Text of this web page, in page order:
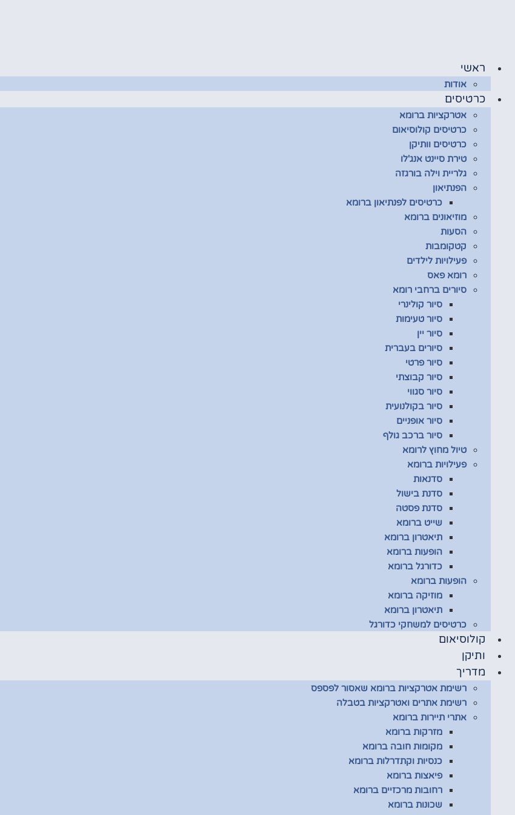
ראשי
אודות
כרטיסים
אטרקציות ברומא
כרטיסים קולוסיאום
כרטיסים וותיקן
טירת סיינט אנג'לו
גלריית וילה בורגזה
הפנתיאון
כרטיסים לפנתיאון ברומא
מוזיאונים ברומא
הסעות
קטקומבות
פעילויות לילדים
רומא פאס
סיורים ברחבי רומא
סיור קולינרי
סיור טעימות
סיור יין
סיורים בעברית
סיור פרטי
סיור קבוצתי
סיור סגווי
סיור בקולנועית
סיור אופניים
סיור ברכב גולף
טיול מחוץ לרומא
פעילויות ברומא
סדנאות
סדנת בישול
סדנת פסטה
שייט ברומא
תיאטרון ברומא
הופעות ברומא
כדורגל ברומא
הופעות ברומא
מוזיקה ברומא
תיאטרון ברומא
כרטיסים למשחקי כדורגל
קולוסיאום
ותיקן
מדריך
רשימת אטרקציות ברומא שאסור לפספס
רשימת אתרים ואטרקציות בטבלה
אתרי תיירות ברומא
מזרקות ברומא
מקומות חובה ברומא
כנסיות וקתדרלות ברומא
פיאצות ברומא
רחובות מרכזיים ברומא
שכונות ברומא